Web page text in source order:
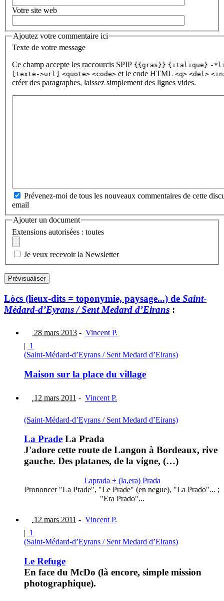
Votre site web
Ajoutez votre commentaire ici
Texte de votre message
Ce champ accepte les raccourcis SPIP {{gras}} {italique} -
[texte->url]
<quote> <code> et le code HTML <q> <del>
créer des paragraphes, laissez simplement des lignes vides.
Prévenez-moi de tous les nouveaux commentaires de cette
email
Ajouter un document
Extensions autorisées : toutes
Je veux recevoir la Newsletter
Lòcs (lieux-dits = toponymie, paysage...) de Saint-
Médard-d’Eyrans / Sent Medard d’Eirans :
28 mars 2013 - Vincent P.
| 1
(Saint-Médard-d’Eyrans / Sent Medard d’Eirans)
Maison sur la place du village
12 mars 2011 - Vincent P.
(Saint-Médard-d’Eyrans / Sent Medard d’Eirans)
La Prade La Prada
J'adore cette route de Langon à Bordeaux, rive
gauche. Des platanes, de la vigne, (…)
Laprada + (la,era) Prada
Prononcer "La Prade", "Le Prade" (en negue), "La Prado"... ;
"Era Prado"...
12 mars 2011 - Vincent P.
| 1
(Saint-Médard-d’Eyrans / Sent Medard d’Eirans)
Le Refuge
En face du McDo (là encore, simple mission
photographique).